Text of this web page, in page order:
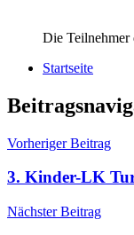
Die Teilnehmer
Startseite
Vorheriger Beitrag
3. Kinder-LK
Nächster Beitrag